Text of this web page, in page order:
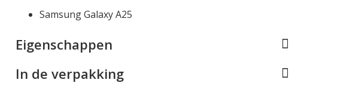
Samsung Galaxy A25
Eigenschappen
In de verpakking